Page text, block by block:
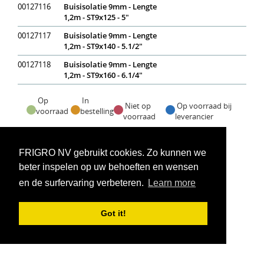
FRIGRO NV gebruikt cookies. Zo kunnen we
beter inspelen op uw behoeften en wensen
en de surfervaring verbeteren.
Learn more
Got it!
00127116
Buisisolatie 9mm - Lengte
1,2m - ST9x125 - 5"
00127117
Buisisolatie 9mm - Lengte
1,2m - ST9x140 - 5.1/2"
00127118
Buisisolatie 9mm - Lengte
1,2m - ST9x160 - 6.1/4"
Op
voorraad
In
bestelling
Niet op
voorraad
Op voorraad bij
leverancier